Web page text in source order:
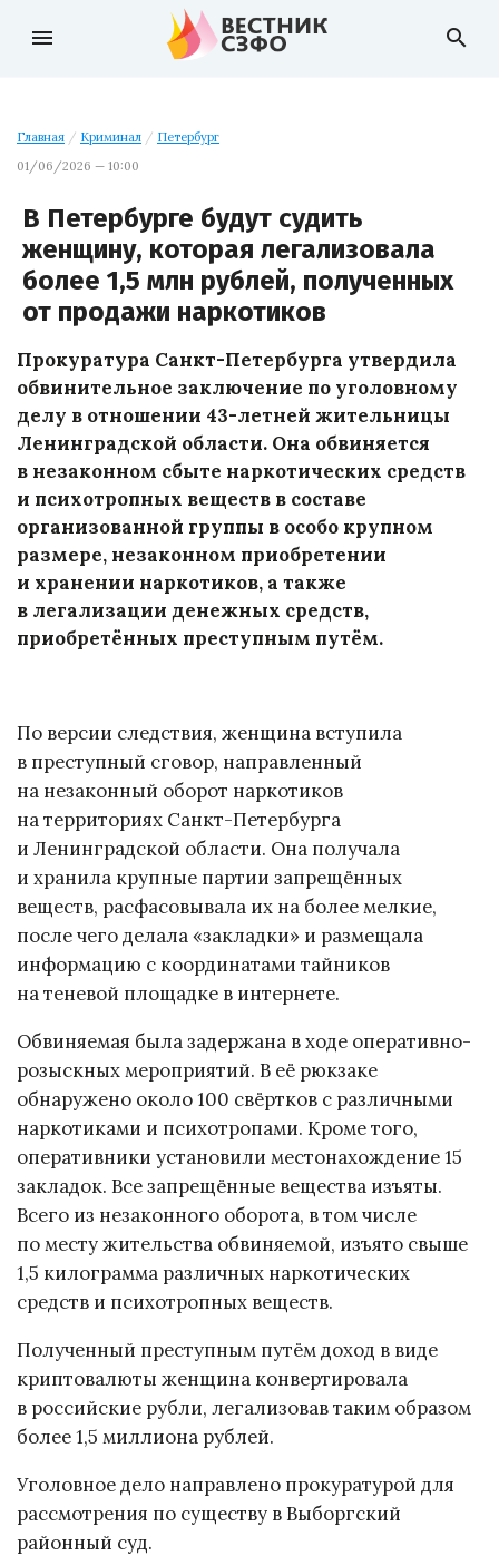
menu search
Главная / Криминал / Петербург
01/06/2026 — 10:00
В Петербурге будут судить
женщину, которая легализовала
более 1,5 млн рублей, полученных
от продажи наркотиков
Прокуратура Санкт-Петербурга утвердила
обвинительное заключение по уголовному
делу в отношении 43-летней жительницы
Ленинградской области. Она обвиняется
в незаконном сбыте наркотических средств
и психотропных веществ в составе
организованной группы в особо крупном
размере, незаконном приобретении
и хранении наркотиков, а также
в легализации денежных средств,
приобретённых преступным путём.
По версии следствия, женщина вступила
в преступный сговор, направленный
на незаконный оборот наркотиков
на территориях Санкт-Петербурга
и Ленинградской области. Она получала
и хранила крупные партии запрещённых
веществ, расфасовывала их на более мелкие,
после чего делала «закладки» и размещала
информацию с координатами тайников
на теневой площадке в интернете.
Обвиняемая была задержана в ходе оперативно-
розыскных мероприятий. В её рюкзаке
обнаружено около 100 свёртков с различными
наркотиками и психотропами. Кроме того,
оперативники установили местонахождение 15
закладок. Все запрещённые вещества изъяты.
Всего из незаконного оборота, в том числе
по месту жительства обвиняемой, изъято свыше
1,5 килограмма различных наркотических
средств и психотропных веществ.
Полученный преступным путём доход в виде
криптовалюты женщина конвертировала
в российские рубли, легализовав таким образом
более 1,5 миллиона рублей.
Уголовное дело направлено прокуратурой для
рассмотрения по существу в Выборгский
районный суд.